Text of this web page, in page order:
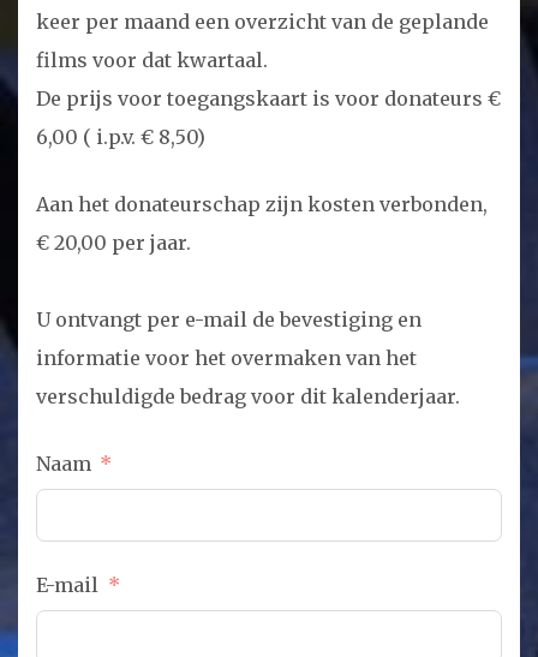
keer per maand een overzicht van de geplande
films voor dat kwartaal.
De prijs voor toegangskaart is voor donateurs €
6,00 ( i.p.v. € 8,50)
Aan het donateurschap zijn kosten verbonden,
€ 20,00 per jaar.
U ontvangt per e-mail de bevestiging en
informatie voor het overmaken van het
verschuldigde bedrag voor dit kalenderjaar.
Naam
E-mail